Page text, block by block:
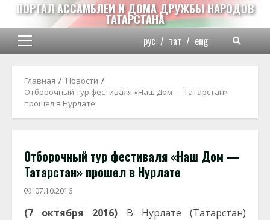
Перейти
содержимому
ПОРТАЛ АССАМБЛЕИ И ДОМА ДРУЖБЫ НАРОДОВ
ТАТАРСТАНА
Основное
рус / тат / eng
Главная
Новости
Отборочный тур фестиваля «Наш Дом — Татарстан»
прошел в Нурлате
Отборочный тур фестиваля «Наш Дом —
Татарстан» прошел в Нурлате
07.10.2016
(7 октября 2016) В Нурлате (Татарстан)